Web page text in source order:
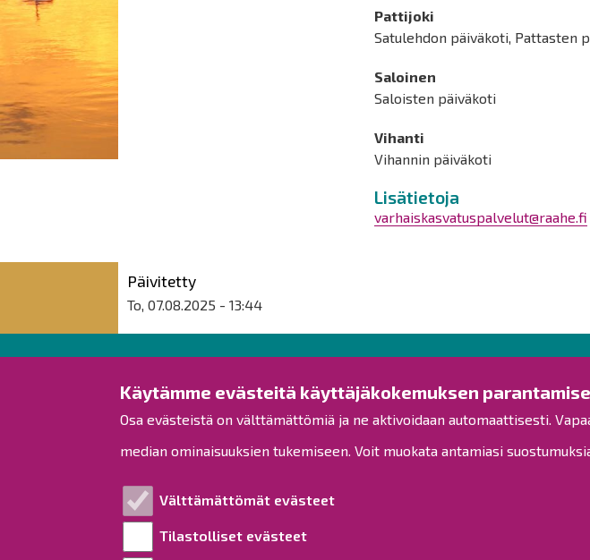
Käytämme evästeitä käyttäjäkokemuksen
Osa evästeistä on välttämättömiä ja ne aktivoidaan automaattisesti.
median ominaisuuksien tukemiseen. Voit muokata antamiasi
Välttämättömät evästeet
Tilastolliset evästeet
Pattijoki
Satulehdon päiväkoti, Pattasten
Saloinen
Saloisten päiväkoti
Vihanti
Vihannin päiväkoti
Lisätietoja
varhaiskasvatuspalvelut@raahe.fi
Päivitetty
To, 07.08.2025 - 13:44
Raahen kaupunki
Rantakatu 50
92100 Raahe
kirjaamo@raahe.fi
Y-tunnus: 1791817-6
Ota yhteyttä!
Yleinen palaute
Toimipisteet